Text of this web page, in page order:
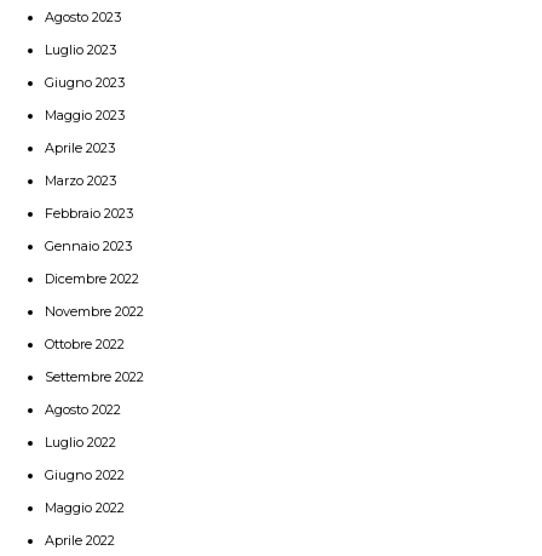
Agosto 2023
Luglio 2023
Giugno 2023
Maggio 2023
Aprile 2023
Marzo 2023
Febbraio 2023
Gennaio 2023
Dicembre 2022
Novembre 2022
Ottobre 2022
Settembre 2022
Agosto 2022
Luglio 2022
Giugno 2022
Maggio 2022
Aprile 2022